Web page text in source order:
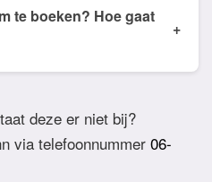
of stijlen jullie niet
daar dan rekening mee.
te boeken? Hoe gaat
+
is. Wij vragen
Tegen die dat het
nog even contact
deze er niet bij?
via telefoonnummer 06-